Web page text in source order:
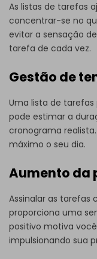
As listas de tarefas
concentrar-se no
evitar a sensação
tarefa de cada vez.
Gestão de
Uma lista de
pode estimar a
cronograma
máximo o seu dia.
Aumento da
Assinalar as tarefas
proporciona uma
positivo motiva
impulsionando sua